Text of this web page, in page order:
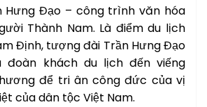
Hưng Đạo – công trình văn hóa
Thành Nam. Là điểm du lịch
Định, tượng đài Trần Hưng Đạo
đoàn khách du lịch đến viếng
để tri ân công đức của vị
của dân tộc Việt Nam.